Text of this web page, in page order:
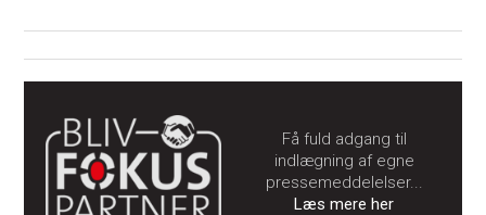
Få fuld adgang til
indlægning af egne
pressemeddelelser...
Læs mere her